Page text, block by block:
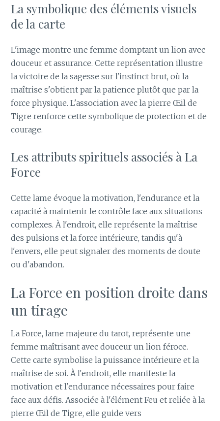
La symbolique des éléments visuels
de la carte
L'image montre une femme domptant un lion avec
douceur et assurance. Cette représentation illustre
la victoire de la sagesse sur l'instinct brut, où la
maîtrise s'obtient par la patience plutôt que par la
force physique. L'association avec la pierre Œil de
Tigre renforce cette symbolique de protection et de
courage.
Les attributs spirituels associés à La
Force
Cette lame évoque la motivation, l'endurance et la
capacité à maintenir le contrôle face aux situations
complexes. À l'endroit, elle représente la maîtrise
des pulsions et la force intérieure, tandis qu'à
l'envers, elle peut signaler des moments de doute
ou d'abandon.
La Force en position droite dans
un tirage
La Force, lame majeure du tarot, représente une
femme maîtrisant avec douceur un lion féroce.
Cette carte symbolise la puissance intérieure et la
maîtrise de soi. À l'endroit, elle manifeste la
motivation et l'endurance nécessaires pour faire
face aux défis. Associée à l'élément Feu et reliée à la
pierre Œil de Tigre, elle guide vers